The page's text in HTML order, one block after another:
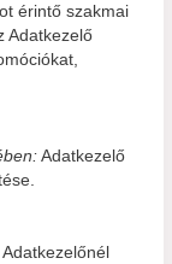
érintő szakmai
Adatkezelő
Adatkezelő
Adatkezelőnél